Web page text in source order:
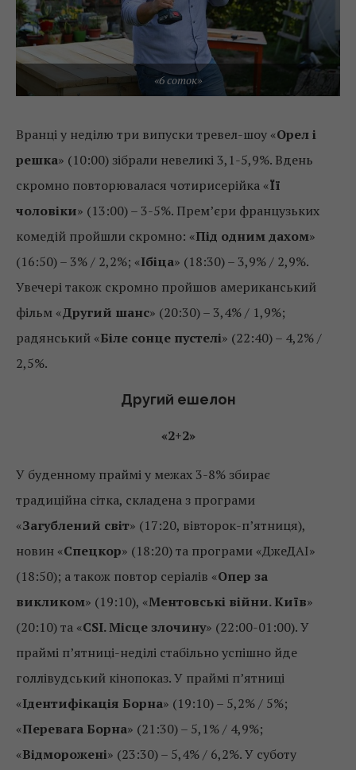
«6 соток»
Вранці у неділю три випуски тревел-шоу «Орел і
решка» (10:00) зібрали невеликі 3,1-5,9%. Вдень
скромно повторювалася чотирисерійка «Її
чоловіки» (13:00) – 3-5%. Прем’єри французьких
комедій пройшли скромно: «Під одним дахом»
(16:50) – 3% / 2,2%; «Ібіца» (18:30) – 3,9% / 2,9%.
Увечері також скромно пройшов американський
фільм «Другий шанс» (20:30) – 3,4% / 1,9%;
радянський «Біле сонце пустелі» (22:40) – 4,2% /
2,5%.
Другий ешелон
«2+2»
У буденному праймі у межах 3-8% збирає
традиційна сітка, складена з програми
«Загублений світ» (17:20, вівторок-п’ятниця),
новин «Спецкор» (18:20) та програми «ДжеДАІ»
(18:50); а також повтор серіалів «Опер за
викликом» (19:10), «Ментовські війни. Київ»
(20:10) та «CSI. Місце злочину» (22:00-01:00). У
праймі п’ятниці-неділі стабільно успішно йде
голлівудський кінопоказ. У праймі п’ятниці
«Ідентифікація Борна» (19:10) – 5,2% / 5%;
«Перевага Борна» (21:30) – 5,1% / 4,9%;
«Відморожені» (23:30) – 5,4% / 6,2%. У суботу